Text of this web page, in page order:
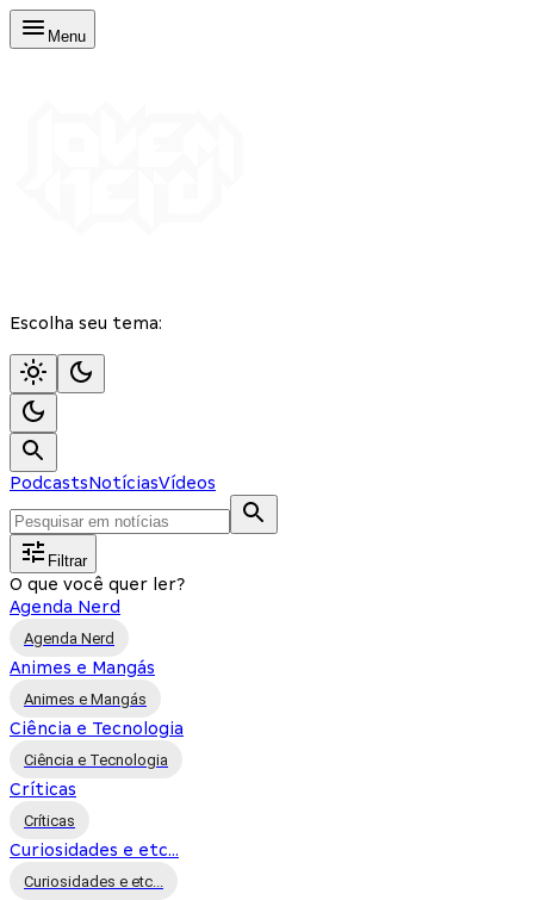
Menu
Escolha seu tema:
PodcastsNotíciasVídeos
Filtrar
O que você quer ler?
Agenda Nerd
Agenda Nerd
Animes e Mangás
Animes e Mangás
Ciência e Tecnologia
Ciência e Tecnologia
Críticas
Críticas
Curiosidades e etc...
Curiosidades e etc...